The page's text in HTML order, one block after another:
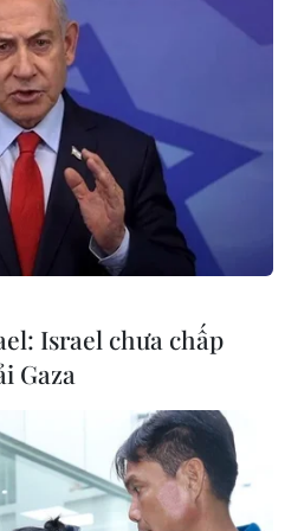
sử dụng CO2 để làm
liệu.
mới công nghệ với sự
và giới nghiên cứu, METI
hóa các loại nhiên liệu
loại vật liệu thay thế
vào năm 2030.
1999, G20 là một diễn
lớn nhất thế giới (tính
minh châu Âu (EU).
tổng sản phẩm thế giới
toàn cầu và 2/3 dân số
Israel chưa chấp
Gaza